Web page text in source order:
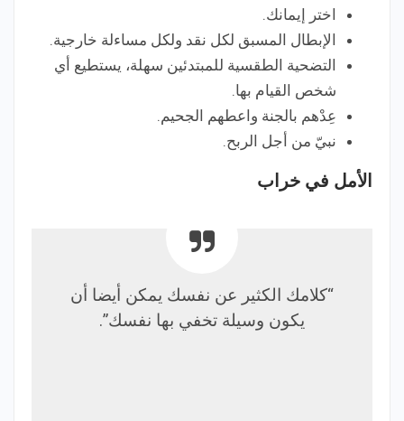
اختر إيمانك.
الإبطال المسبق لكل نقد ولكل مساءلة خارجية.
التضحية الطقسية للمبتدئين سهلة، يستطيع أي
شخص القيام بها.
عِدْهم بالجنة واعطهم الجحيم.
نبيّ من أجل الربح.
الأمل في خراب
“كلامك الكثير عن نفسك يمكن أيضا أن
يكون وسيلة تخفي بها نفسك”.